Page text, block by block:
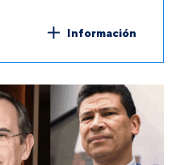
Información